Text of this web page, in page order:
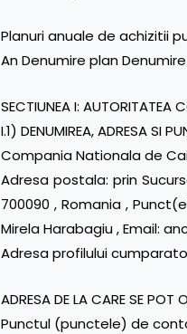
Planuri anuale de achizitii
An Denumire plan
SECTIUNEA I: AUTORITATEA
I.1) DENUMIREA, ADRESA SI
Compania Nationala de Cai
Adresa postala: prin
700090 , Romania ,
Mirela Harabagiu , Email:
Adresa profilului
ADRESA DE LA CARE SE POT
Punctul (punctele) de